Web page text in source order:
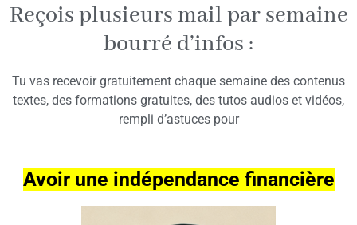
Reçois plusieurs mail par semaine
bourré d’infos :
Tu vas recevoir gratuitement chaque semaine des contenus
textes, des formations gratuites, des tutos audios et vidéos,
rempli d’astuces pour
Avoir une indépendance financière